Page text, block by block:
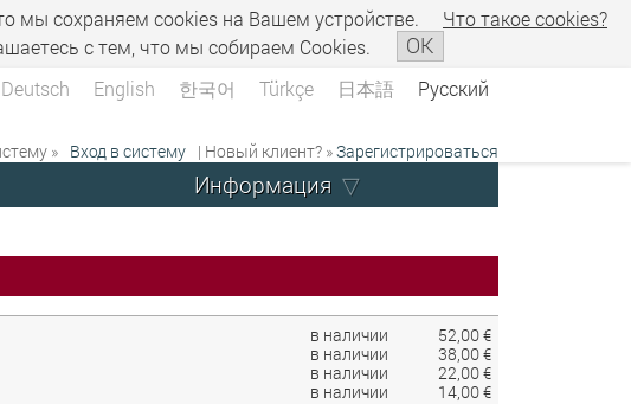
мы сохраняем сookies на Вашем устройстве.
Что такое сookies?
с тем, что мы собираем Cookies.
OK
Deutsch English 한국어 Türkçe 日本語 Русский
» Вход в систему | Новый клиент? »Зарегистрироваться
Информация
в наличии
52,00 €
в наличии
38,00 €
в наличии
22,00 €
в наличии
14,00 €